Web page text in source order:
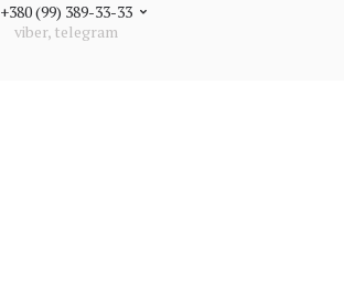
+380 (99) 389-33-33
viber, telegram